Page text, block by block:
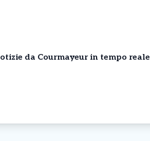
da Courmayeur in tempo reale